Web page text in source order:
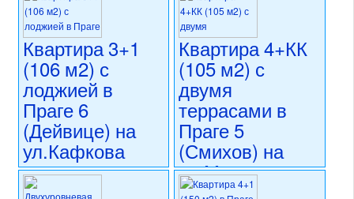
Квартира 3+1
(106 м2) с
лоджией в
Праге 6
(Дейвице) на
ул.Кафкова
19 990 000 CZK
регион:Прага 5
Квартира 4+КК
(105 м2) с
двумя
террасами в
Праге 5
(Смихов) на
ул.Мошнова